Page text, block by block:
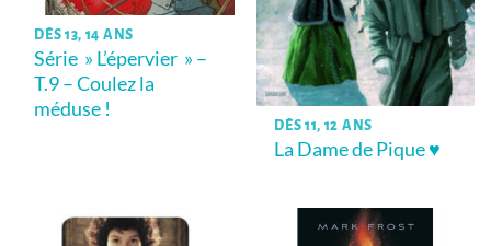
DÈS 13, 14 ANS
Série » L’épervier » –
T.9 – Coulez la
méduse !
DÈS 11, 12 ANS
La Dame de Pique ♥